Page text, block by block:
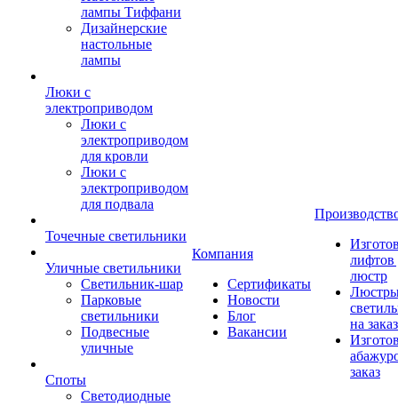
лампы Тиффани
Дизайнерские
настольные
лампы
Люки с
электроприводом
Люки с
электроприводом
для кровли
Люки с
электроприводом
для подвала
Точечные светильники
Уличные светильники
Светильник-шар
Парковые
светильники
Подвесные
уличные
Споты
Светодиодные
Компания
Сертификаты
Новости
Блог
Вакансии
лифтов
люстр
на заказ
заказ